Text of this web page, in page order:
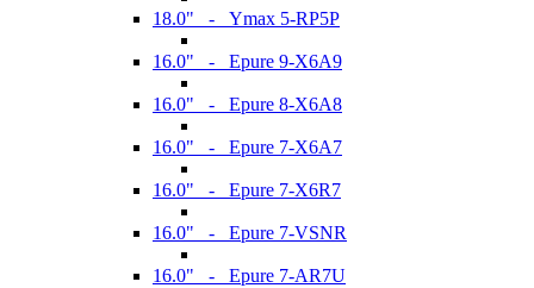
18.0" - Ymax 5-RP5P
16.0" - Epure 9-X6A9
16.0" - Epure 8-X6A8
16.0" - Epure 7-X6A7
16.0" - Epure 7-X6R7
16.0" - Epure 7-VSNR
16.0" - Epure 7-AR7U